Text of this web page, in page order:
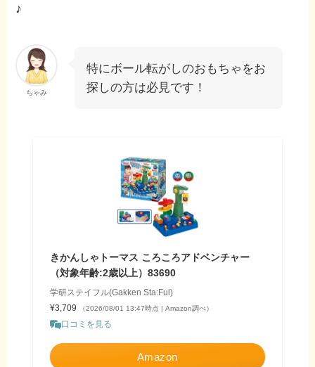
♪
ちゃみ
特にボール転がしのおもちゃをお
探しの方は必見です！
きかんしゃトーマス ころころアドベンチャー
（対象年齢:2歳以上）83690
学研ステイフル(Gakken Sta:Ful)
¥3,709
（2026/08/01 13:47時点 | Amazon調べ）
口コミを見る
Amazon